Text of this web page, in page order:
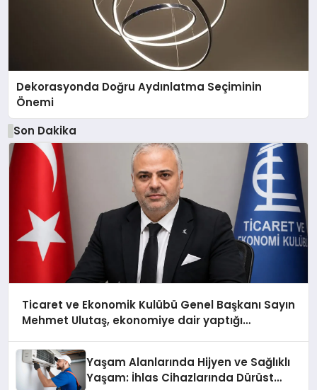
Dekorasyonda Doğru Aydınlatma Seçiminin
Önemi
Son Dakika
Ticaret ve Ekonomik Kulübü Genel Başkanı Sayın
Mehmet Ulutaş, ekonomiye dair yaptığı
Yaşam Alanlarında Hijyen ve Sağlıklı
Yaşam: İhlas Cihazlarında Dürüst